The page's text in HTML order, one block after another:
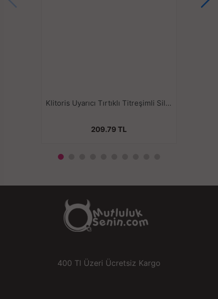
Klitoris Uyarıcı Tırtıklı Titreşimli Silikon Penis Halkası
209.79 TL
400 Tl Üzeri Ücretsiz Kargo